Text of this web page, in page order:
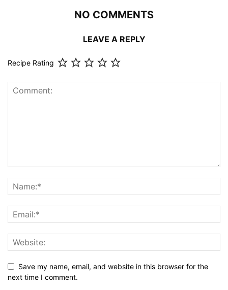
NO COMMENTS
LEAVE A REPLY
Recipe Rating
Save my name, email, and website in this browser for the
next time I comment.